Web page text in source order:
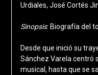
Urdiales, José Cortés
Sinopsis: Biografía del
Desde que inició su
Sánchez Varela centró
musical, hasta que se